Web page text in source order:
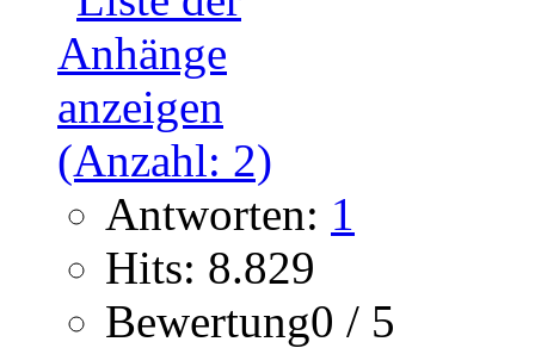
Antworten: 1
Hits: 8.829
Bewertung0 / 5